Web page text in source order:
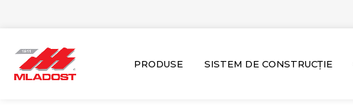
PRODUSE SISTEM DE CONSTRUCȚIE